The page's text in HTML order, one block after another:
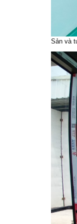
Sản và